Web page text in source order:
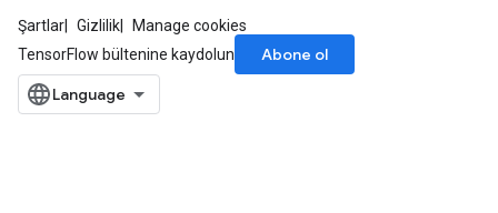
Şartlar Gizlilik
Manage cookies
TensorFlow bültenine kaydolun
Abone ol